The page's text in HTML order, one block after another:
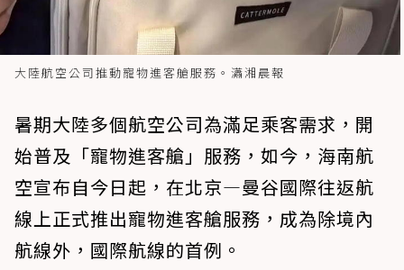
大陸航空公司推動寵物進客艙服務。瀟湘晨報
暑期大陸多個航空公司為滿足乘客需求，開
始普及「寵物進客艙」服務，如今，海南航
空宣布自今日起，在北京—曼谷國際往返航
線上正式推出寵物進客艙服務，成為除境內
航線外，國際航線的首例。